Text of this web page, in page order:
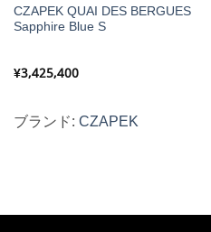
CZAPEK QUAI DES BERGUES
Sapphire Blue S
¥3,425,400
ブランド:CZAPEK